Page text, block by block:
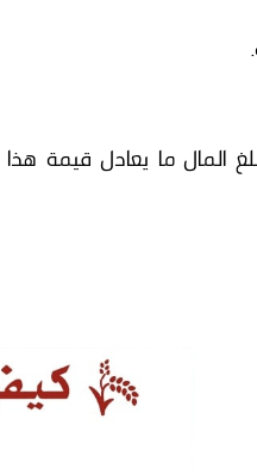
المال ما يعادل قيمة هذا